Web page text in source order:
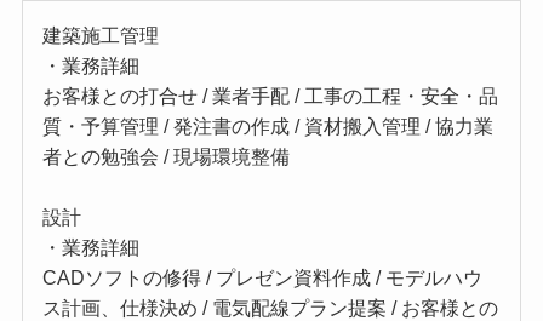
建築施工管理
・業務詳細
お客様との打合せ / 業者手配 / 工事の工程・安全・品
質・予算管理 / 発注書の作成 / 資材搬入管理 / 協力業
者との勉強会 / 現場環境整備
設計
・業務詳細
CADソフトの修得 / プレゼン資料作成 / モデルハウ
ス計画、仕様決め / 電気配線プラン提案 / お客様との